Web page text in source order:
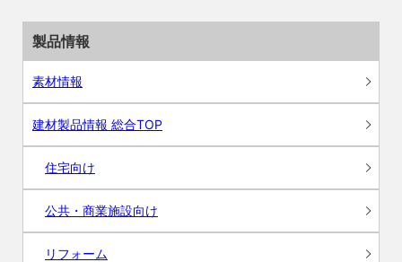
製品情報
素材情報
建材製品情報 総合TOP
住宅向け
公共・商業施設向け
リフォーム